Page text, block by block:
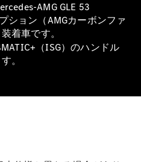
AMG GLE 53
ション（AMGカーボンファ
着車です。
（ISG）のハンドル
。